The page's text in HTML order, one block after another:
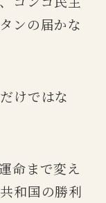
ンの届かな
けではな
命まで変え
和国の勝利